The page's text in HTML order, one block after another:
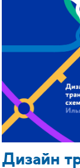
Дизайн